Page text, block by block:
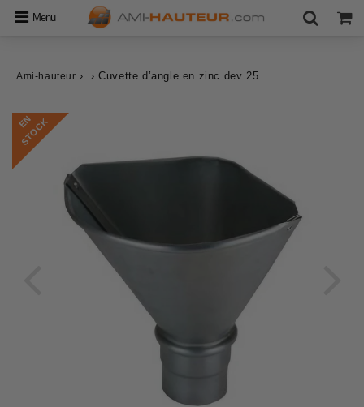
Menu
Ami-hauteur › › Cuvette d’angle en zinc dev 25
E
N
S
T
O
C
K